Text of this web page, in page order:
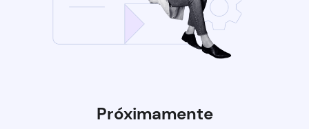
Próximamente